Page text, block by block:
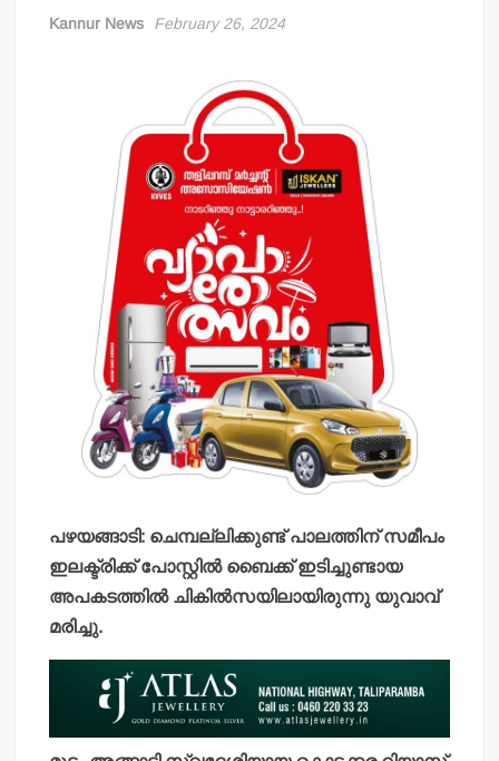
Kannur News February 26, 2024
പഴയങ്ങാടി: ചെമ്പല്ലിക്കുണ്ട് പാലത്തിന് സമീപം
ഇലക്ട്രിക്ക് പോസ്റ്റില്‍ ബൈക്ക് ഇടിച്ചുണ്ടായ
അപകടത്തില്‍ ചികില്‍സയിലായിരുന്നു യുവാവ്
മരിച്ചു.